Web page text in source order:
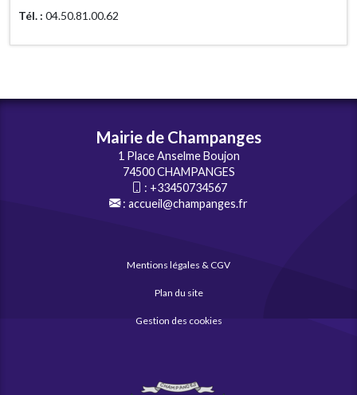
Tél. : 04.50.81.00.62
Mairie de Champanges
1 Place Anselme Boujon
74500 CHAMPANGES
: +33450734567
: accueil@champanges.fr
Mentions légales & CGV
Plan du site
Gestion des cookies